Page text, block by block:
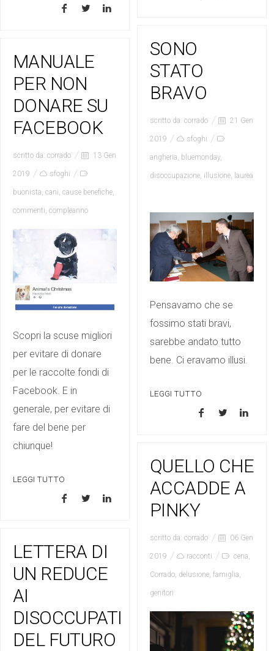
SONO
STATO
BRAVO
scritto da: corrado 21 Gen
2019 sfoghi
angheria, bluemonday,
disoccupazione, illusione, laurea
Pensavamo che se
fossimo stati bravi,
sarebbe andato tutto
bene. Ci eravamo illusi.
LEGGI TUTTO
MANUALE
PER NON
DONARE SU
FACEBOOK
scritto da: corrado 13 Gen
2019 sfoghi
buonista, cani, cause benefiche,
commenti, compleanno
Scopri la scuse migliori
per evitare di donare
per le raccolte fondi di
Facebook. E in
generale, per evitare di
fare del bene per
chiunque!
LEGGI TUTTO
QUELLO CHE
ACCADDE A
PINKY
scritto da: corrado 06 Gen
2019 racconti cena,
Corrado, delusione, famiglia,
genitori
LETTERA DI
UN REDUCE
AI
DISOCCUPATI
DEL FUTURO